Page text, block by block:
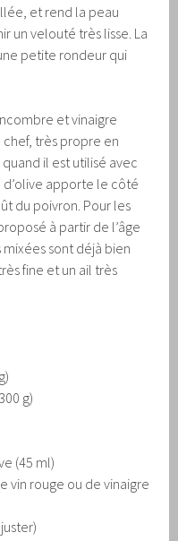
et rend la peau
un velouté très lisse. La
petite rondeur qui
et vinaigre
chef, très propre en
il est utilisé avec
d’olive apporte le côté
du poivron. Pour les
à partir de l’âge
sont déjà bien
fine et un ail très
g)
(45 ml)
vin rouge ou de vinaigre